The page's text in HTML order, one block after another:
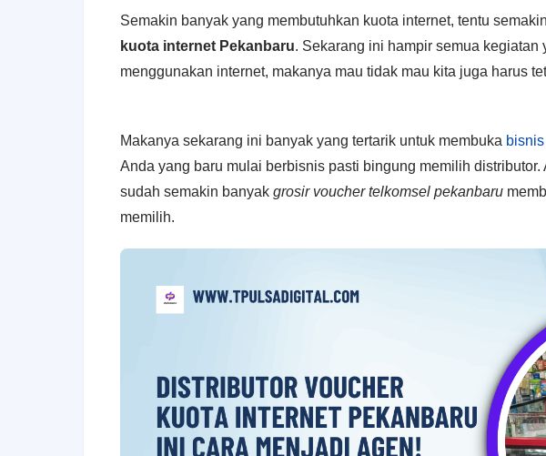
Semakin banyak yang membutuhkan kuota internet, tentu
kuota internet Pekanbaru. Sekarang ini hampir semua kegiatan
menggunakan internet, makanya mau tidak mau kita juga harus
Makanya sekarang ini banyak yang tertarik untuk membuka
Anda yang baru mulai berbisnis pasti bingung memilih
sudah semakin banyak grosir voucher telkomsel pekanbaru
memilih.